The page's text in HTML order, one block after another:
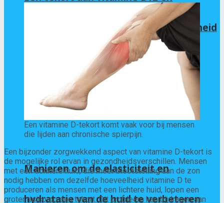
foliumzuur kan chronische vermoeidheid
Manieren om de elasticiteit en
hydratatie van de huid te verbeteren
Een vitamine D-tekort komt vaak voor bij mensen
die lijden aan chronische spierpijn.
Een bijzonder zorgwekkend aspect van vitamine D-tekort is
de mogelijke rol ervan in gezondheidsverschillen. Mensen
met een donkere huid, die meer blootstelling aan de zon
nodig hebben om dezelfde hoeveelheid vitamine D te
produceren als mensen met een lichtere huid, lopen een
groter risico op een tekort. Dit probleem kan bijdragen aan